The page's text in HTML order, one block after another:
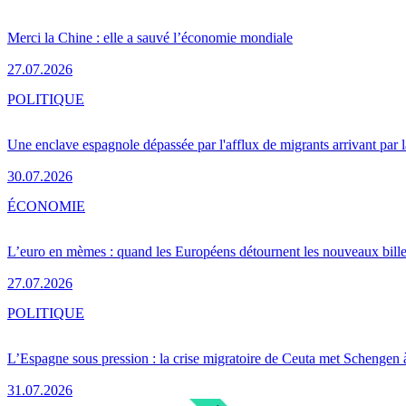
Merci la Chine : elle a sauvé l’économie mondiale
27.07.2026
Une enclave espagnole dépassée par l'afflux de migrants arrivant par
30.07.2026
POLITIQUE
L’euro en mèmes : quand les Européens détournent les nouveaux
27.07.2026
ÉCONOMIE
L’Espagne sous pression : la crise migratoire de Ceuta met Schengen
31.07.2026
POLITIQUE